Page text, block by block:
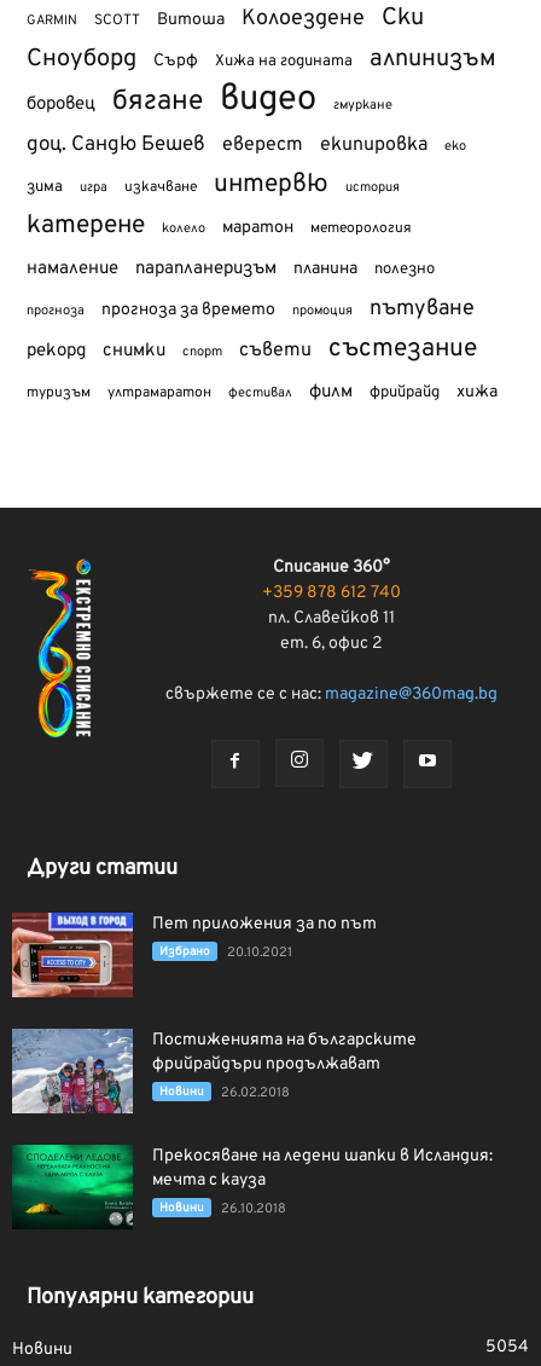
GARMIN SCOTT Витоша Колоездене Ски
Сноуборд Сърф Хижа на годината алпинизъм
боровец бягане видео гмуркане
доц. Сандю Бешев еверест екипировка еко
зима игра изкачване интервю история
катерене колело маратон метеорология
намаление парапланеризъм планина полезно
прогноза прогноза за времето промоция пътуване
рекорд снимки спорт съвети състезание
туризъм ултрамаратон фестивал филм фрийрайд хижа
Списание 360°
+359 878 612 740
пл. Славейков 11
ет. 6, офис 2
свържете се с нас: magazine@360mag.bg
Други статии
Пет приложения за по път
Избрано 20.10.2021
Постиженията на българските
фрийрайдъри продължават
Новини 26.02.2018
Прекосяване на ледени шапки в Исландия:
мечта с кауза
Новини 26.10.2018
Популярни категории
Новини 5054